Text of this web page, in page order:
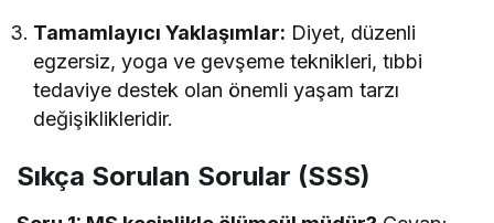
Tamamlayıcı Yaklaşımlar: Diyet, düzenli
egzersiz, yoga ve gevşeme teknikleri, tıbbi
tedaviye destek olan önemli yaşam tarzı
değişiklikleridir.
Sıkça Sorulan Sorular (SSS)